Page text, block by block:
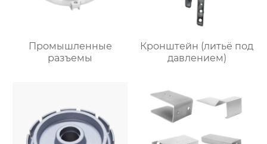
Промышленные
разъемы
Кронштейн (литьё под
давлением)